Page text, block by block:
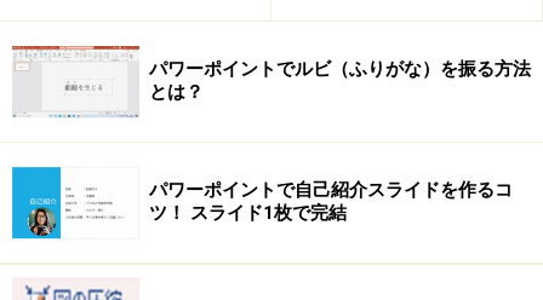
こと。プレゼンで使うと、聞き手の注目度がアップ
します。
（2007）
PowerPoint2007では、表を挿入するだけで自動的に
る手間を省けます。また、「表のスタイル」機能を
パワーポイントでルビ（ふりがな）を振る方法
とは？
パワーポイントで自己紹介スライドを作るコ
ツ！ スライド1枚で完結